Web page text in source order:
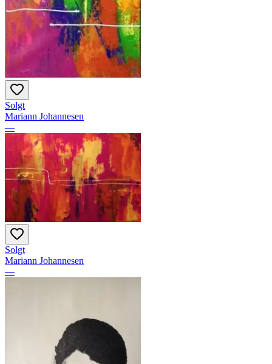
Solgt
Mariann Johannesen
—
Solgt
Mariann Johannesen
—